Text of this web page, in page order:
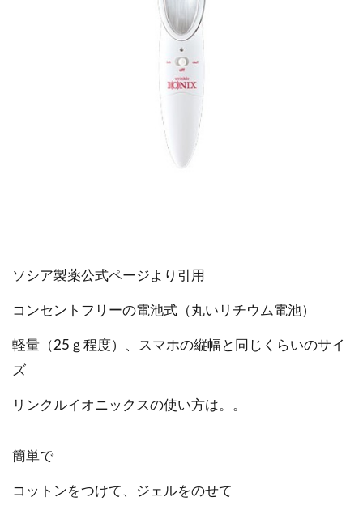
ソシア製薬公式ページより引用
コンセントフリーの電池式（丸いリチウム電池）
軽量（25ｇ程度）、スマホの縦幅と同じくらいのサイ
ズ
リンクルイオニックスの使い方は。。
簡単で
コットンをつけて、ジェルをのせて